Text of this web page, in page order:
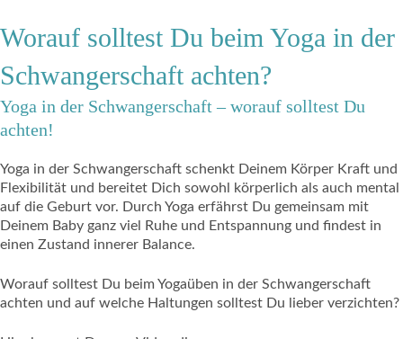
Worauf solltest Du beim Yoga in der
Schwangerschaft achten?
Yoga in der Schwangerschaft – worauf solltest Du
achten!
Yoga in der Schwangerschaft schenkt Deinem Körper Kraft und
Flexibilität und bereitet Dich sowohl körperlich als auch mental
auf die Geburt vor. Durch Yoga erfährst Du gemeinsam mit
Deinem Baby ganz viel Ruhe und Entspannung und findest in
einen Zustand innerer Balance.
Worauf solltest Du beim Yogaüben in der Schwangerschaft
achten und auf welche Haltungen solltest Du lieber verzichten?